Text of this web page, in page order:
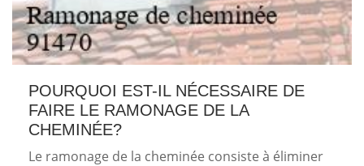
POURQUOI EST-IL NÉCESSAIRE DE
FAIRE LE RAMONAGE DE LA
CHEMINÉE?
Le ramonage de la cheminée consiste à éliminer